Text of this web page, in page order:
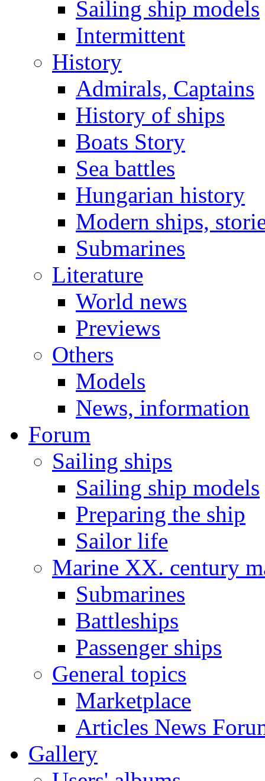
Sailing ship models
Intermittent
History
Admirals, Captains
History of ships
Boats Story
Sea battles
Hungarian history
Modern ships,
Submarines
Literature
World news
Previews
Others
Models
News, information
Forum
Sailing ships
Sailing ship models
Preparing the ship
Sailor life
Marine XX. century
Submarines
Battleships
Passenger ships
General topics
Marketplace
Articles News
Gallery